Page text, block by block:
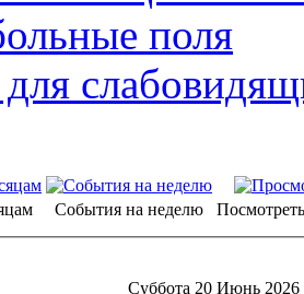
поля
События на неделю
Суббота 20 Июнь 2026